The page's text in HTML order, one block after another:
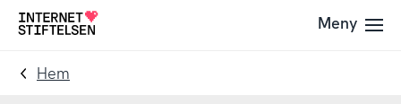
Till
navigering
Till
innehåll
Till
Meny
Hem